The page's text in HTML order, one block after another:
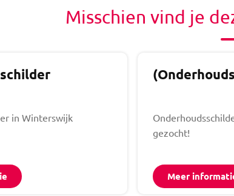
Misschien vind je
in Winterswijk
gezocht!
Meer